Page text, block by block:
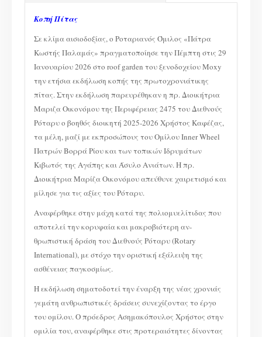
Κοπή Πίτας
Σε κλίμα αισιοδοξίας, ο Ροταριανός Όμιλος «Πάτρα
Κωστής Παλαμάς» πραγματοποίησε την Πέμπτη στις 29
Ιανουαρίου 2026 στο roof garden του ξενοδοχείου Μοxy
την ετήσια εκδήλωση κοπής της πρωτοχρονιάτικης
πίτας. Στην εκδήλωση παρευρέθηκαν η πρ. Διοικήτρια
Μαριζα Οικονόμου της Περιφέρειας 2475 του Διεθνούς
Ρόταρυ ο βοηθός διοικητή 2025-2026 Χρήστος Καφέζας,
τα μέλη, μαζί με εκπροσώπους του Ομίλου Inner Wheel
Πατρών Βορρά Ρίου και των τοπικών Ιδρυμάτων
Κιβωτός της Αγάπης και Άσυλο Ανιάτων. Η πρ.
Διοικήτρια Μαρίζα Οικονόμου απεύθυνε χαιρετισμό και
μίλησε για τις αξίες του Ρόταρυ.
Αναφέρθηκε στην μάχη κατά της πολιομυελίτιδας που
αποτελεί την κορυφαία και μακροβιότερη αν-
θρωπιστική δράση του Διεθνούς Ρόταρυ (Rotary
International), με στόχο την οριστική εξάλειψη της
ασθένειας παγκοσμίως.
Η εκδήλωση σηματοδοτεί την έναρξη της νέας χρονιάς
γεμάτη ανθρωπιστικές δράσεις συνεχίζοντας το έργο
του ομίλου. Ο πρόεδρος Ασημακόπουλος Χρήστος στην
ομιλία του, αναφέρθηκε στις προτεραιότητες δίνοντας